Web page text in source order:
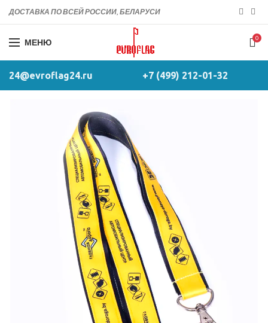
ДОСТАВКА ПО ВСЕЙ РОССИИ, БЕЛАРУСИ
МЕНЮ 0
24@evroflag24.ru +7 (499) 212-01-32